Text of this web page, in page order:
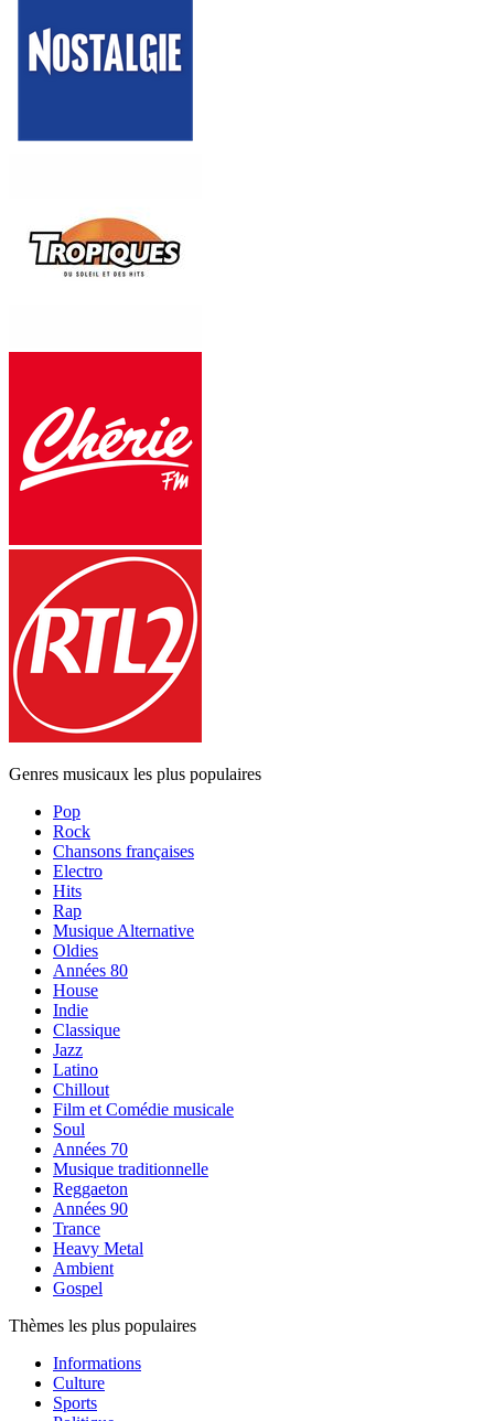
Genres musicaux les plus populaires
Pop
Rock
Chansons françaises
Electro
Hits
Rap
Musique Alternative
Oldies
Années 80
House
Indie
Classique
Jazz
Latino
Chillout
Film et Comédie musicale
Soul
Années 70
Musique traditionnelle
Reggaeton
Années 90
Trance
Heavy Metal
Ambient
Gospel
Thèmes les plus populaires
Informations
Culture
Sports